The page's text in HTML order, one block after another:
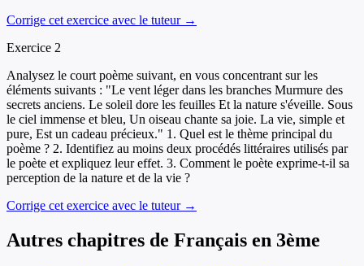
Corrige cet exercice avec le tuteur →
Exercice 2
Analysez le court poème suivant, en vous concentrant sur les
éléments suivants : "Le vent léger dans les branches Murmure des
secrets anciens. Le soleil dore les feuilles Et la nature s'éveille. Sous
le ciel immense et bleu, Un oiseau chante sa joie. La vie, simple et
pure, Est un cadeau précieux." 1. Quel est le thème principal du
poème ? 2. Identifiez au moins deux procédés littéraires utilisés par
le poète et expliquez leur effet. 3. Comment le poète exprime-t-il sa
perception de la nature et de la vie ?
Corrige cet exercice avec le tuteur →
Autres chapitres de Français en 3ème